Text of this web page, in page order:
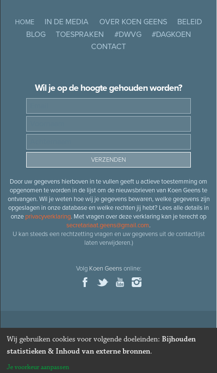
HOME IN DE MEDIA OVER KOEN GEENS
BELEID
BLOG
TOESPRAKEN #DWVG
#DAGKOEN
CONTACT
Wil je op de hoogte gehouden worden?
Door uw gegevens hierboven in te vullen geeft u actieve toestemming om
opgenomen te worden in de lijst om de nieuwsbrieven van Koen Geens te
ontvangen. Wil je weten hoe wij je gegevens bewaren, welke gegevens zijn
opgeslagen in onze database en welke rechten jij hebt? Lees alle details in
onze privacyverklaring. Met vragen over deze verklaring kan je terecht op
secretariaat.geens@gmail.com.
U kan steeds een rechtzetting vragen en uw gegevens uit de contactlijst
laten verwijderen.)
Volg Koen Geensonline:
© 2026Oud-minister en ere-volksvertegenwoordiger Koen
· Alle rechten voorbehouden · Cookies wijzigen
Webdesign&website ontwikkelingdoor Zenjoy in Leuven
Wij gebruiken cookies voor volgende doeleinden: Bijhouden
statistieken & Inhoud van externe bronnen.
Je voorkeur aanpassen